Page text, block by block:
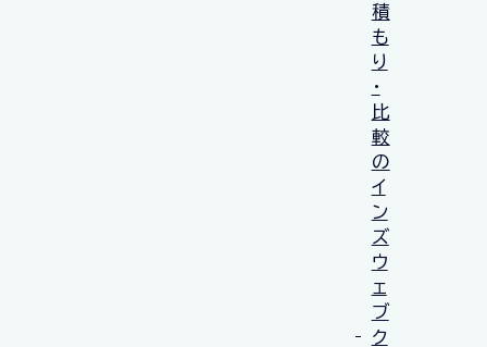
積
も
り
・
比
較
の
イ
ン
ズ
ウ
ェ
ブ
ク